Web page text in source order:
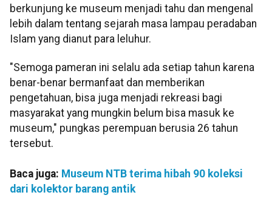
berkunjung ke museum menjadi tahu dan mengenal
lebih dalam tentang sejarah masa lampau peradaban
Islam yang dianut para leluhur.
"Semoga pameran ini selalu ada setiap tahun karena
benar-benar bermanfaat dan memberikan
pengetahuan, bisa juga menjadi rekreasi bagi
masyarakat yang mungkin belum bisa masuk ke
museum," pungkas perempuan berusia 26 tahun
tersebut.
Baca juga: Museum NTB terima hibah 90 koleksi
dari kolektor barang antik